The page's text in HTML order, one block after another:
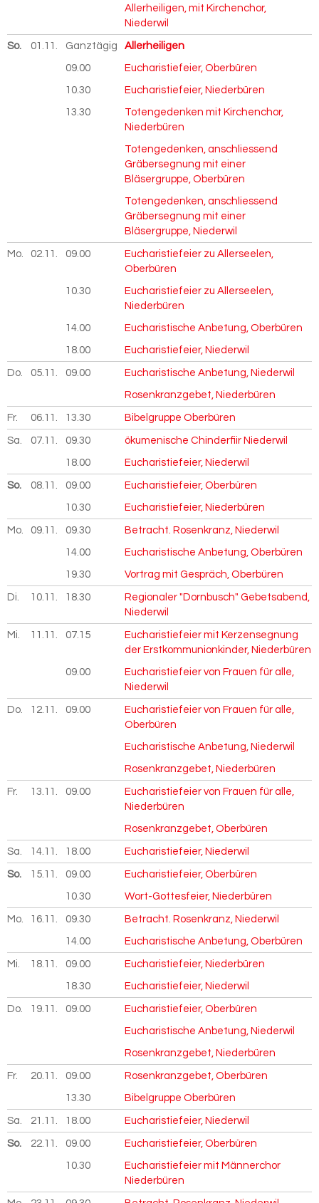
Allerheiligen, mit Kirchenchor,
Niederwil
So. 01.11. 2026
Ganztägig Allerheiligen
09.00 Eucharistiefeier, Oberbüren
10.30 Eucharistiefeier, Niederbüren
13.30
Totengedenken mit Kirchenchor,
Niederbüren
Totengedenken, anschliessend
Gräbersegnung mit einer
Bläsergruppe, Oberbüren
Totengedenken, anschliessend
Gräbersegnung mit einer
Bläsergruppe, Niederwil
Mo. 02.11. 2026
09.00
Eucharistiefeier zu Allerseelen,
Oberbüren
10.30
Eucharistiefeier zu Allerseelen,
Niederbüren
14.00 Eucharistische Anbetung, Oberbüren
18.00 Eucharistiefeier, Niederwil
Do. 05.11. 2026
09.00 Eucharistische Anbetung, Niederwil
Rosenkranzgebet, Niederbüren
Fr. 06.11. 2026
13.30 Bibelgruppe Oberbüren
Sa. 07.11. 2026
09.30 ökumenische Chinderfiir Niederwil
18.00 Eucharistiefeier, Niederwil
So. 08.11. 2026
09.00 Eucharistiefeier, Oberbüren
10.30 Eucharistiefeier, Niederbüren
Mo. 09.11. 2026
09.30 Betracht. Rosenkranz, Niederwil
14.00 Eucharistische Anbetung, Oberbüren
19.30 Vortrag mit Gespräch, Oberbüren
Di. 10.11. 2026
18.30
Regionaler "Dornbusch" Gebetsabend,
Niederwil
Mi. 11.11. 2026
07.15
Eucharistiefeier mit Kerzensegnung
der Erstkommunionkinder, Niederbüren
09.00
Eucharistiefeier von Frauen für alle,
Niederwil
Do. 12.11. 2026
09.00
Eucharistiefeier von Frauen für alle,
Oberbüren
Eucharistische Anbetung, Niederwil
Rosenkranzgebet, Niederbüren
Fr. 13.11. 2026
09.00
Eucharistiefeier von Frauen für alle,
Niederbüren
Rosenkranzgebet, Oberbüren
Sa. 14.11. 2026
18.00 Eucharistiefeier, Niederwil
So. 15.11. 2026
09.00 Eucharistiefeier, Oberbüren
10.30 Wort-Gottesfeier, Niederbüren
Mo. 16.11. 2026
09.30 Betracht. Rosenkranz, Niederwil
14.00 Eucharistische Anbetung, Oberbüren
Mi. 18.11. 2026
09.00 Eucharistiefeier, Niederbüren
18.30 Eucharistiefeier, Niederwil
Do. 19.11. 2026
09.00 Eucharistiefeier, Oberbüren
Eucharistische Anbetung, Niederwil
Rosenkranzgebet, Niederbüren
Fr. 20.11. 2026
09.00 Rosenkranzgebet, Oberbüren
13.30 Bibelgruppe Oberbüren
Sa. 21.11. 2026
18.00 Eucharistiefeier, Niederwil
So. 22.11. 2026
09.00 Eucharistiefeier, Oberbüren
10.30
Eucharistiefeier mit Männerchor
Niederbüren